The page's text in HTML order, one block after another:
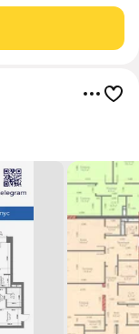
толщиной 70 см